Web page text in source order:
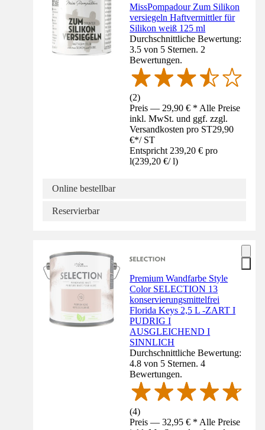
MissPompadour Zum Silikon
versiegeln Haftvermittler für
Silikon weiß 125 ml
Durchschnittliche Bewertung:
3.5 von 5 Sternen. 2
Bewertungen.
(2)
Preis — 29,90 € * Alle Preise
inkl. MwSt. und ggf. zzgl.
Versandkosten pro ST29,90
€*/ ST
Entspricht 239,20 € pro
l(239,20 €/ l)
Online bestellbar
Reservierbar
Premium Wandfarbe Style
Color SELECTION 13
konservierungsmittelfrei
Florida Keys 2,5 L -ZART I
PUDRIG I
AUSGLEICHEND I
SINNLICH
Durchschnittliche Bewertung:
4.8 von 5 Sternen. 4
Bewertungen.
(4)
Preis — 32,95 € * Alle Preise